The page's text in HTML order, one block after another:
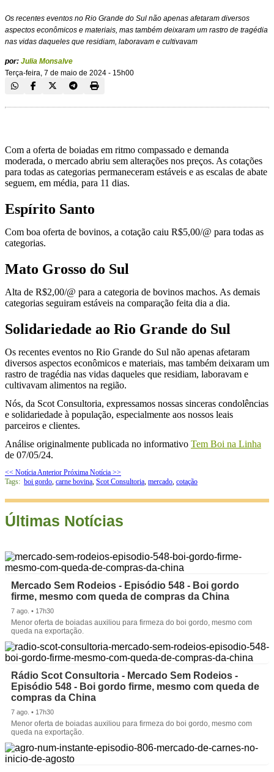
Os recentes eventos no Rio Grande do Sul não apenas afetaram diversos
aspectos econômicos e materiais, mas também deixaram um rastro de tragédia
nas vidas daqueles que residiam, laboravam e cultivavam
por: Julia Monsalve
Terça-feira, 7 de maio de 2024 - 15h00
Com a oferta de boiadas em ritmo compassado e demanda
moderada, o mercado abriu sem alterações nos preços. As cotações
para todas as categorias permaneceram estáveis e as escalas de abate
seguem, em média, para 11 dias.
Espírito Santo
Com boa oferta de bovinos, a cotação caiu R$5,00/@ para todas as
categorias.
Mato Grosso do Sul
Alta de R$2,00/@ para a categoria de bovinos machos. As demais
categorias seguiram estáveis na comparação feita dia a dia.
Solidariedade ao Rio Grande do Sul
Os recentes eventos no Rio Grande do Sul não apenas afetaram
diversos aspectos econômicos e materiais, mas também deixaram um
rastro de tragédia nas vidas daqueles que residiam, laboravam e
cultivavam alimentos na região.
Nós, da Scot Consultoria, expressamos nossas sinceras condolências
e solidariedade à população, especialmente aos nossos leais
parceiros e clientes.
Análise originalmente publicada no informativo Tem Boi na Linha
de 07/05/24.
<< Notícia Anterior Próxima Notícia >>
Tags: boi gordo carne bovina Scot Consultoria mercado cotação
Últimas Notícias
Mercado Sem Rodeios - Episódio 548 - Boi gordo
firme, mesmo com queda de compras da China
7 ago. • 17h30
Menor oferta de boiadas auxiliou para firmeza do boi gordo, mesmo com
queda na exportação.
Rádio Scot Consultoria - Mercado Sem Rodeios -
Episódio 548 - Boi gordo firme, mesmo com queda de
compras da China
7 ago. • 17h30
Menor oferta de boiadas auxiliou para firmeza do boi gordo, mesmo com
queda na exportação.